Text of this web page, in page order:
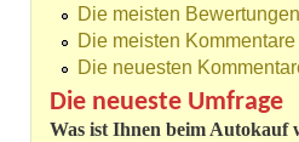
Die meisten Bewertungen
Die meisten Kommentare
Die neuesten
Die neueste Umfrage
Was ist Ihnen beim Autokauf